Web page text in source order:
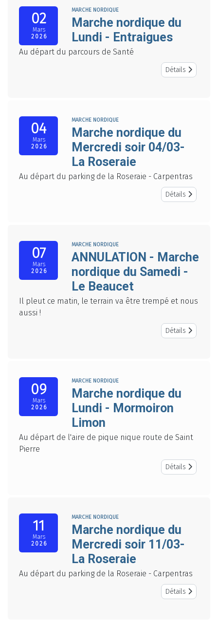
02
Mars
2026
MARCHE NORDIQUE
Marche nordique du
Lundi - Entraigues
Au départ du parcours de Santé
Détails
04
Mars
2026
MARCHE NORDIQUE
Marche nordique du
Mercredi soir 04/03-
La Roseraie
Au départ du parking de la Roseraie - Carpentras
Détails
07
Mars
2026
MARCHE NORDIQUE
ANNULATION - Marche
nordique du Samedi -
Le Beaucet
Il pleut ce matin, le terrain va être trempé et nous
aussi !
Détails
09
Mars
2026
MARCHE NORDIQUE
Marche nordique du
Lundi - Mormoiron
Limon
Au départ de l'aire de pique nique route de Saint
Pierre
Détails
11
Mars
2026
MARCHE NORDIQUE
Marche nordique du
Mercredi soir 11/03-
La Roseraie
Au départ du parking de la Roseraie - Carpentras
Détails